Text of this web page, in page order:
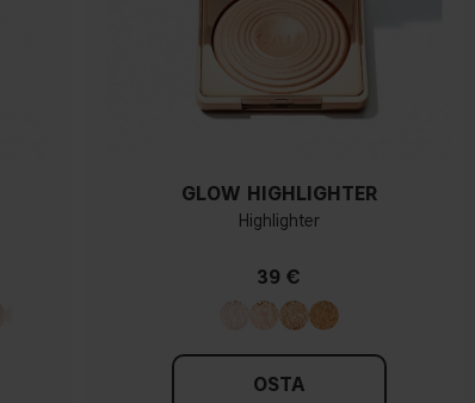
GLOW HIGHLIGHTER
Highlighter
39 €
OSTA